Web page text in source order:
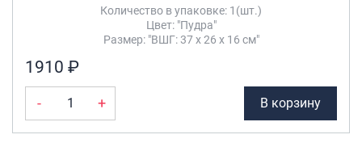
Количество в упаковке: 1(шт.)
Цвет: "Пудра"
Размер: "ВШГ: 37 х 26 х 16 см"
1910 ₽
- + В корзину